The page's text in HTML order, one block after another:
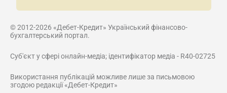
© 2012-2026 «Дебет-Кредит» Український фінансово-
бухгалтерський портал.
Суб'єкт у сфері онлайн-медіа; ідентифікатор медіа - R40-02725
Використання публікацій можливе лише за письмовою
згодою редакції «Дебет-Кредит»